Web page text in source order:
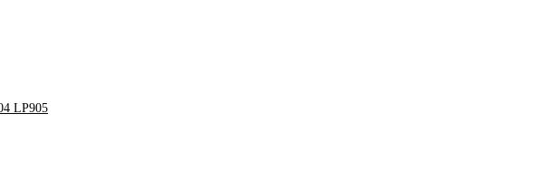
LP905